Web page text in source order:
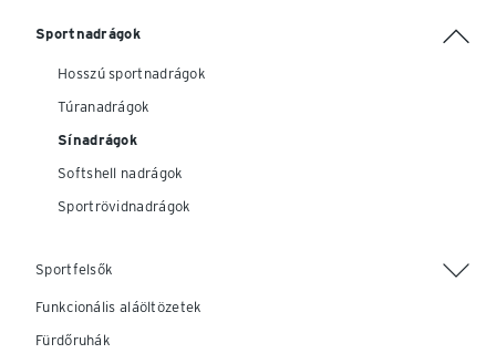
Sportnadrágok
Hosszú sportnadrágok
Túranadrágok
Sínadrágok
Softshell nadrágok
Sportrövidnadrágok
Sportfelsők
Funkcionális aláöltözetek
Fürdőruhák